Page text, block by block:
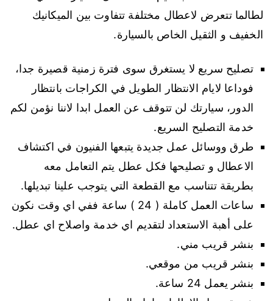
لطالما تتعرض لاعطال مختلفة تتفاوت بين الميكانيك
الخفيف و الثقيل الخاص بالسيارة.
تصليح سريع لا يستغرق سوى فترة زمنية قصيرة جدا،
فوداعا لايام الانتظار الطويل في الكراجات بانتظار
الدور، سيارتك لن تتوقف عن العمل ابدا لاننا نؤمن لكم
خدمة التصليح السريع.
طرق ووسائل عمل جديدة يتبعها الفنيون في اكتشاف
الاعطال و تصليحها فكل عطل يتم التعامل معه
بطريقة تتناسب مع القطعة التي يتوجب علينا تبديلها.
ساعات العمل كاملة ( 24 ) ساعة ففي اي وقت نكون
على أهبة الاستعداد لتقديم اي خدمة واصلاح اي عطل.
بنشر قريب مني.
بنشر قريب من موقعي.
بنشر يعمل 24 ساعة.